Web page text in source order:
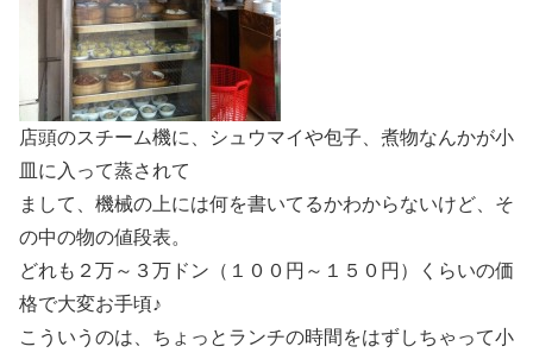
店頭のスチーム機に、シュウマイや包子、煮物なんかが小
皿に入って蒸されて
まして、機械の上には何を書いてるかわからないけど、そ
の中の物の値段表。
どれも２万～３万ドン（１００円～１５０円）くらいの価
格で大変お手頃♪
こういうのは、ちょっとランチの時間をはずしちゃって小